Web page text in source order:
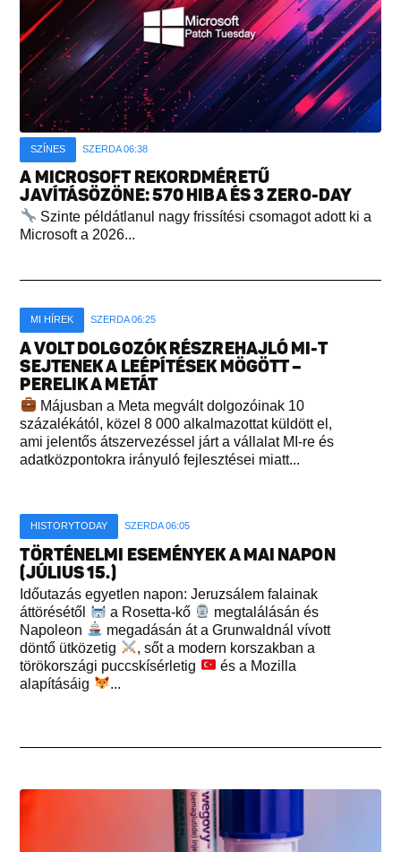
SZÍNES SZERDA 06:38
A MICROSOFT REKORDMÉRETŰ
JAVÍTÁSÖZÖNE: 570 HIBA ÉS 3 ZERO-DAY
Szinte példátlanul nagy frissítési csomagot adott ki a
Microsoft a 2026...
MI HÍREK SZERDA 06:25
A VOLT DOLGOZÓK RÉSZREHAJLÓ MI-T
SEJTENEK A LEÉPÍTÉSEK MÖGÖTT –
PERELIK A METÁT
Májusban a Meta megvált dolgozóinak 10
százalékától, közel 8 000 alkalmazottat küldött el,
ami jelentős átszervezéssel járt a vállalat MI-re és
adatközpontokra irányuló fejlesztései miatt...
HISTORYTODAY SZERDA 06:05
TÖRTÉNELMI ESEMÉNYEK A MAI NAPON
(JÚLIUS 15.)
Időutazás egyetlen napon: Jeruzsálem falainak
áttörésétől
a Rosetta-kő
megtalálásán és
Napoleon
megadásán át a Grunwaldnál vívott
döntő ütközetig
, sőt a modern korszakban a
törökországi puccskísérletig
és a Mozilla
alapításáig
...